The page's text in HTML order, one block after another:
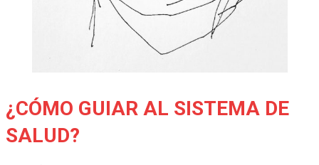
¿CÓMO GUIAR AL SISTEMA DE
SALUD?